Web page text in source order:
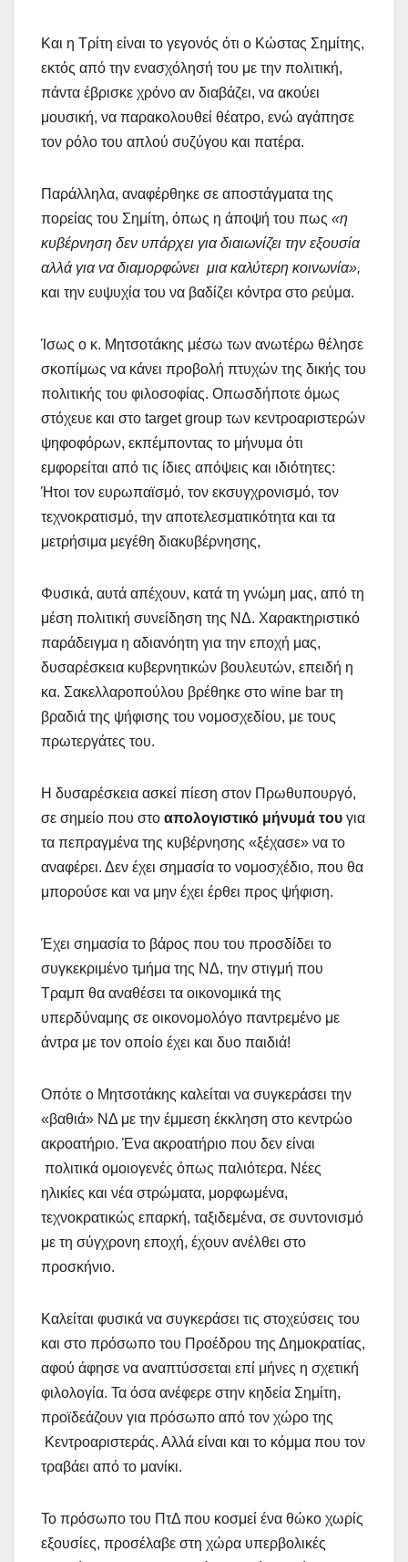
Και η Τρίτη είναι το γεγονός ότι ο Κώστας Σημίτης,
εκτός από την ενασχόλησή του με την πολιτική,
πάντα έβρισκε χρόνο αν διαβάζει, να ακούει
μουσική, να παρακολουθεί θέατρο, ενώ αγάπησε
τον ρόλο του απλού συζύγου και πατέρα.
Παράλληλα, αναφέρθηκε σε αποστάγματα της
πορείας του Σημίτη, όπως η άποψή του πως «η
κυβέρνηση δεν υπάρχει για διαιωνίζει την εξουσία
αλλά για να διαμορφώνει μια καλύτερη κοινωνία»,
και την ευψυχία του να βαδίζει κόντρα στο ρεύμα.
Ίσως ο κ. Μητσοτάκης μέσω των ανωτέρω θέλησε
σκοπίμως να κάνει προβολή πτυχών της δικής του
πολιτικής του φιλοσοφίας. Οπωσδήποτε όμως
στόχευε και στο target group των κεντροαριστερών
ψηφοφόρων, εκπέμποντας το μήνυμα ότι
εμφορείται από τις ίδιες απόψεις και ιδιότητες:
Ήτοι τον ευρωπαϊσμό, τον εκσυγχρονισμό, τον
τεχνοκρατισμό, την αποτελεσματικότητα και τα
μετρήσιμα μεγέθη διακυβέρνησης,
Φυσικά, αυτά απέχουν, κατά τη γνώμη μας, από τη
μέση πολιτική συνείδηση της ΝΔ. Χαρακτηριστικό
παράδειγμα η αδιανόητη για την εποχή μας,
δυσαρέσκεια κυβερνητικών βουλευτών, επειδή η
κα. Σακελλαροπούλου βρέθηκε στο wine bar τη
βραδιά της ψήφισης του νομοσχεδίου, με τους
πρωτεργάτες του.
Η δυσαρέσκεια ασκεί πίεση στον Πρωθυπουργό,
σε σημείο που στο απολογιστικό μήνυμά του για
τα πεπραγμένα της κυβέρνησης «ξέχασε» να το
αναφέρει. Δεν έχει σημασία το νομοσχέδιο, που θα
μπορούσε και να μην έχει έρθει προς ψήφιση.
Έχει σημασία το βάρος που του προσδίδει το
συγκεκριμένο τμήμα της ΝΔ, την στιγμή που
Τραμπ θα αναθέσει τα οικονομικά της
υπερδύναμης σε οικονομολόγο παντρεμένο με
άντρα με τον οποίο έχει και δυο παιδιά!
Οπότε ο Μητσοτάκης καλείται να συγκεράσει την
«βαθιά» ΝΔ με την έμμεση έκκληση στο κεντρώο
ακροατήριο. Ένα ακροατήριο που δεν είναι
πολιτικά ομοιογενές όπως παλιότερα. Νέες
ηλικίες και νέα στρώματα, μορφωμένα,
τεχνοκρατικώς επαρκή, ταξιδεμένα, σε συντονισμό
με τη σύγχρονη εποχή, έχουν ανέλθει στο
προσκήνιο.
Καλείται φυσικά να συγκεράσει τις στοχεύσεις του
και στο πρόσωπο του Προέδρου της Δημοκρατίας,
αφού άφησε να αναπτύσσεται επί μήνες η σχετική
φιλολογία. Τα όσα ανέφερε στην κηδεία Σημίτη,
προϊδεάζουν για πρόσωπο από τον χώρο της
Κεντροαριστεράς. Αλλά είναι και το κόμμα που τον
τραβάει από το μανίκι.
Το πρόσωπο του ΠτΔ που κοσμεί ένα θώκο χωρίς
εξουσίες, προσέλαβε στη χώρα υπερβολικές